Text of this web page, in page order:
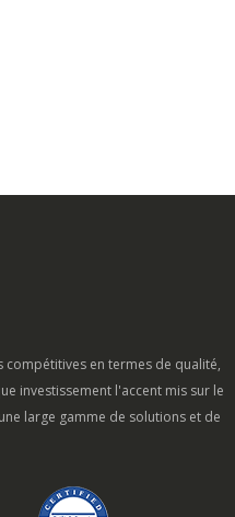
en termes de qualité,
investissement l'accent mis sur le
large gamme de solutions et de